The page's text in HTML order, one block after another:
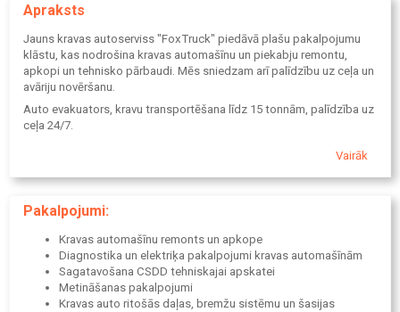
Apraksts
Jauns kravas autoserviss "FoxTruck" piedāvā plašu pakalpojumu
klāstu, kas nodrošina kravas automašīnu un piekabju remontu,
apkopi un tehnisko pārbaudi. Mēs sniedzam arī palīdzību uz ceļa un
avāriju novēršanu.
Auto evakuators, kravu transportēšana līdz 15 tonnām, palīdzība uz
ceļa 24/7.
Vairāk
Pakalpojumi:
Kravas automašīnu remonts un apkope
Diagnostika un elektriķa pakalpojumi kravas automašīnām
Sagatavošana CSDD tehniskajai apskatei
Metināšanas pakalpojumi
Kravas auto ritošās daļas, bremžu sistēmu un šasijas